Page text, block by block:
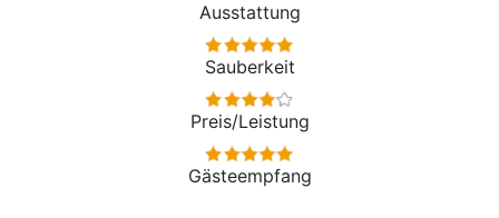
Ausstattung
Sauberkeit
Preis/Leistung
Gästeempfang